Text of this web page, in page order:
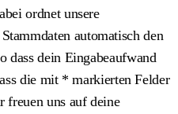
ordnet unsere
automatisch den
dass dein Eingabeaufwand
die mit * markierten Felder
freuen uns auf deine